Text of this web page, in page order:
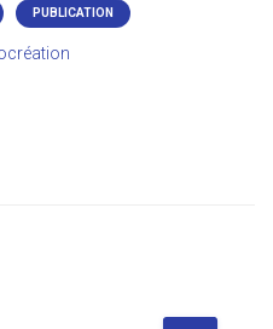
PUBLICATION